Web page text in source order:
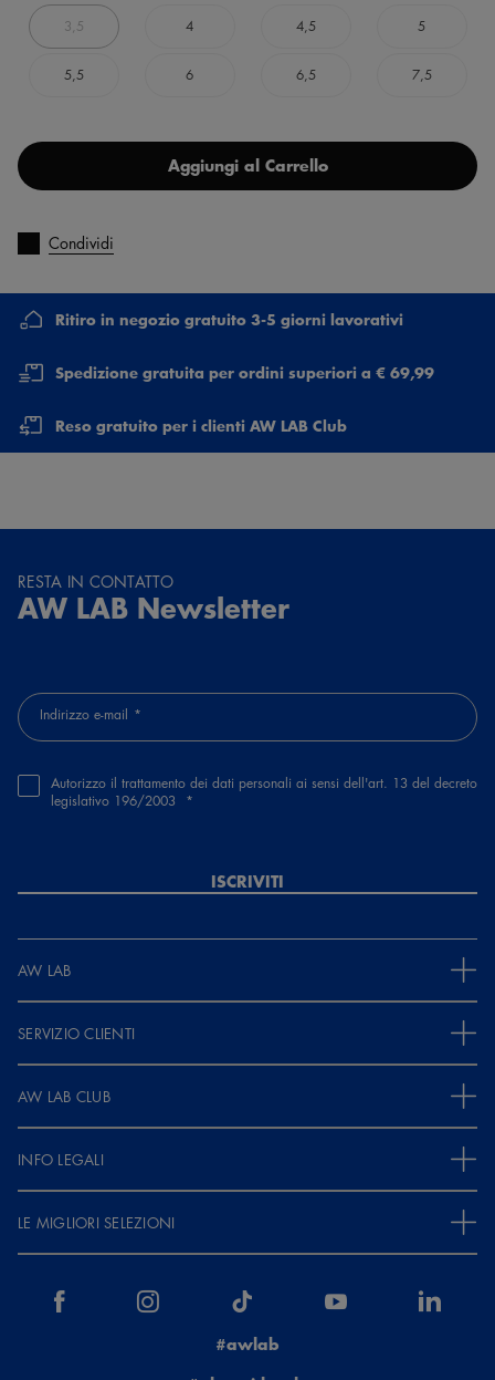
3,5 4 4,5 5
5,5 6 6,5 7,5
Aggiungi al Carrello
Condividi
Ritiro in negozio gratuito 3-5 giorni lavorativi
Spedizione gratuita per ordini superiori a € 69,99
Reso gratuito per i clienti AW LAB Club
RESTA IN CONTATTO
AW LAB Newsletter
Indirizzo e-mail
Autorizzo il trattamento dei dati personali ai sensi dell'art. 13 del decreto
legislativo 196/2003
ISCRIVITI
AW LAB
SERVIZIO CLIENTI
AW LAB CLUB
INFO LEGALI
LE MIGLIORI SELEZIONI
#awlab